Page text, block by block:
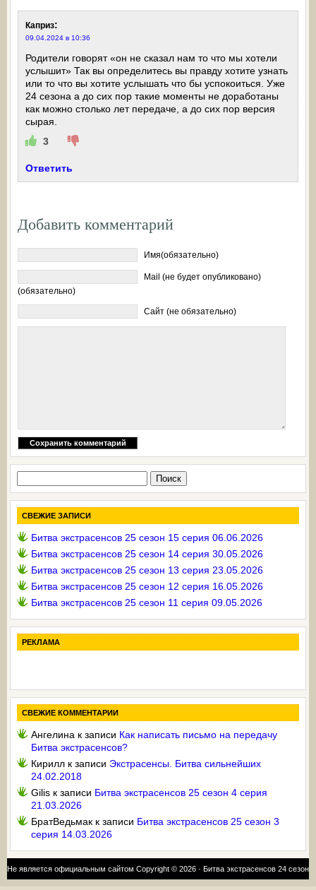
Каприз:
09.04.2024 в 10:36
Родители говорят «он не сказал нам то что мы хотели
услышит» Так вы определитесь вы правду хотите узнать
или то что вы хотите услышать что бы успокоиться. Уже
24 сезона а до сих пор такие моменты не доработаны
как можно столько лет передаче, а до сих пор версия
сырая.
3
Ответить
Добавить комментарий
Имя(обязательно)
Mail (не будет опубликовано)
(обязательно)
Сайт (не обязательно)
СВЕЖИЕ ЗАПИСИ
Битва экстрасенсов 25 сезон 15 серия 06.06.2026
Битва экстрасенсов 25 сезон 14 серия 30.05.2026
Битва экстрасенсов 25 сезон 13 серия 23.05.2026
Битва экстрасенсов 25 сезон 12 серия 16.05.2026
Битва экстрасенсов 25 сезон 11 серия 09.05.2026
РЕКЛАМА
СВЕЖИЕ КОММЕНТАРИИ
Ангелина к записи Как написать письмо на передачу
Битва экстрасенсов?
Кирилл к записи Экстрасенсы. Битва сильнейших
24.02.2018
Gilis к записи Битва экстрасенсов 25 сезон 4 серия
21.03.2026
БратВедьмак к записи Битва экстрасенсов 25 сезон 3
серия 14.03.2026
Не является официальным сайтом Copyright © 2026 · Битва экстрасенсов 24 сезон